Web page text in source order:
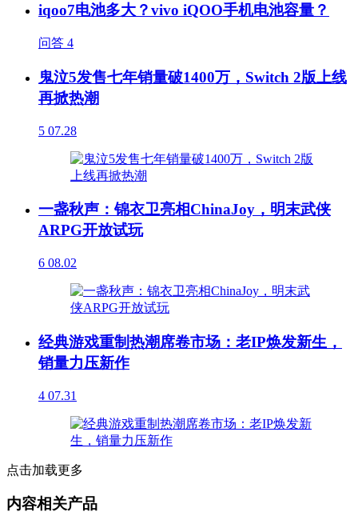
iqoo7电池多大？vivo iQOO手机电池容量？
问答 4
鬼泣5发售七年销量破1400万，Switch 2版上线
再掀热潮
5 07.28
一盏秋声：锦衣卫亮相ChinaJoy，明末武侠
ARPG开放试玩
6 08.02
经典游戏重制热潮席卷市场：老IP焕发新生，
销量力压新作
4 07.31
点击加载更多
内容相关产品